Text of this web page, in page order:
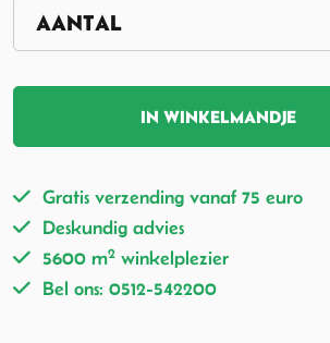
IN WINKELMANDJE
Gratis verzending vanaf 75 euro
Deskundig advies
5600 m2 winkelplezier
Bel ons: 0512-542200